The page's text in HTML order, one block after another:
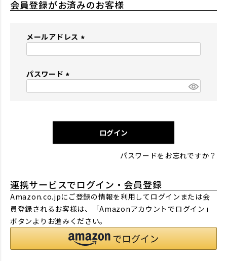
会員登録がお済みのお客様
メールアドレス
パスワード
)
ログイン
パスワードをお忘れですか？
連携サービスでログイン・会員登録
Amazon.co.jpにご登録の情報を利用してログインまたは会
員登録されるお客様は、「Amazonアカウントでログイン」
ボタンよりお進みください。